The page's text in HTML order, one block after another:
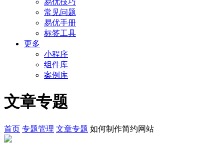
易优技巧
常见问题
易优手册
标签工具
更多
小程序
组件库
案例库
文章专题
首页 专题管理 文章专题 如何制作简约网站